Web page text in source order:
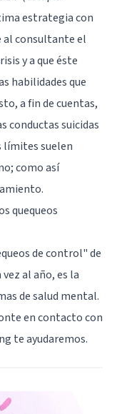
estrategia con
al consultante el
y a que éste
habilidades que
a fin de cuentas,
conductas suicidas
límites suelen
como así
quequeos
de control" de
al año, es la
de salud mental.
en contacto con
te ayudaremos.